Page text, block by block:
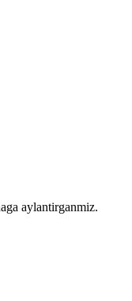
aylantirganmiz.